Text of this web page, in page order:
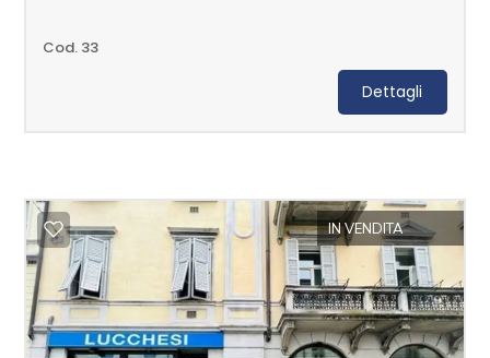
Cod. 33
Dettagli
IN VENDITA